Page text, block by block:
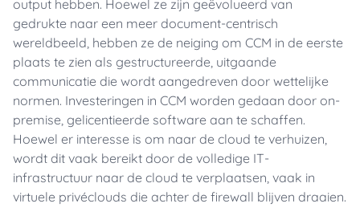
output hebben. Hoewel ze zijn geëvolueerd van
gedrukte naar een meer document-centrisch
wereldbeeld, hebben ze de neiging om CCM in de eerste
plaats te zien als gestructureerde, uitgaande
communicatie die wordt aangedreven door wettelijke
normen. Investeringen in CCM worden gedaan door on-
premise, gelicentieerde software aan te schaffen.
Hoewel er interesse is om naar de cloud te verhuizen,
wordt dit vaak bereikt door de volledige IT-
infrastructuur naar de cloud te verplaatsen, vaak in
virtuele privéclouds die achter de firewall blijven draaien.